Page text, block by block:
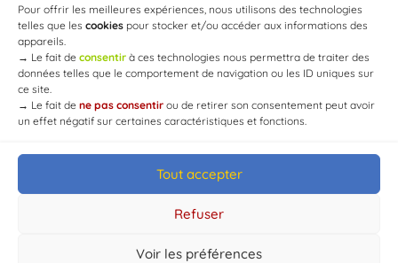
Pour offrir les meilleures expériences, nous utilisons des technologies
telles que les cookies pour stocker et/ou accéder aux informations des
appareils.
→ Le fait de consentir à ces technologies nous permettra de traiter des
données telles que le comportement de navigation ou les ID uniques sur
ce site.
→ Le fait de ne pas consentir ou de retirer son consentement peut avoir
un effet négatif sur certaines caractéristiques et fonctions.
Tout accepter
Refuser
Voir les préférences
mobiliser,…
© Mairie de Chaource [2004-2024] | Tous droits réservés.
Developed byWEB3-DESIGN